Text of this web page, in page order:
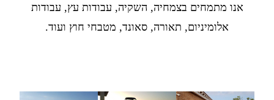
אנו מתמחים בצמחיה, השקיה, עבודות עץ, עבודות
אלומיניום, תאורה, סאונד, מטבחי חוץ ועוד.